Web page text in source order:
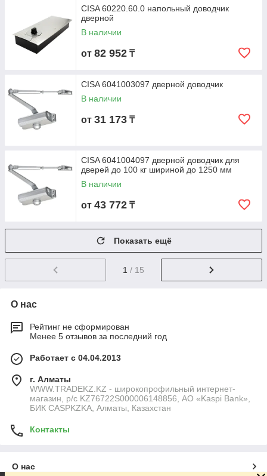
CISA 60220.60.0 напольный доводчик
дверной
В наличии
от 82 952 ₸
CISA 6041003097 дверной доводчик
В наличии
от 31 173 ₸
CISA 6041004097 дверной доводчик для
дверей до 100 кг шириной до 1250 мм
В наличии
от 43 772 ₸
Показать ещё
1 / 15
О нас
Рейтинг не сформирован
Менее 5 отзывов за последний год
Работает с 04.04.2013
г. Алматы
WWW.TRADEKZ.KZ - широкопрофильный интернет-
магазин, р/с KZ76722S000006148856, АО «Kaspi Bank»,
БИК CASPKZKA, Алматы, Казахстан
Контакты
О нас